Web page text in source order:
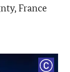
France